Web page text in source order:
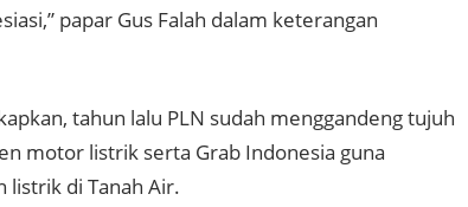
papar Gus Falah dalam keterangan
tahun lalu PLN sudah menggandeng tujuh
motor listrik serta Grab Indonesia guna
listrik di Tanah Air.